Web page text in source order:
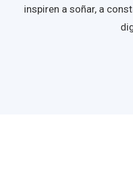
inspiren a soñar, a